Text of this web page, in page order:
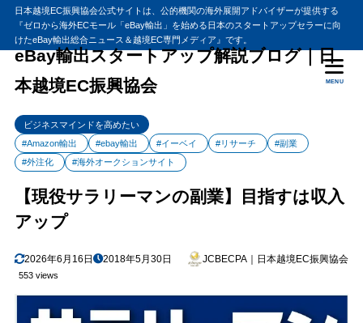
日本越境EC振興協会公式サイトは、公的機関の海外展開アドバイザーが提供する
『ゼロから海外ECモール「eBay輸出」を始める日本のスタートアップセラーに向
けたeBay輸出総合ニュース＆越境EC専門メディア』です。
eBay輸出スタートアップ解説ブログ｜日
本越境EC振興協会
MENU
ビジネスマインドを高めたい
#Amazon輸出
#ebay輸出 #イーベイ #リサーチ
#副業
#外注化
#海外オークションサイト
【現役サラリーマンの副業】目指すは収入
アップ
2026年6月16日 2018年5月30日 JCBECPA｜日本越境EC振興協会
553 views